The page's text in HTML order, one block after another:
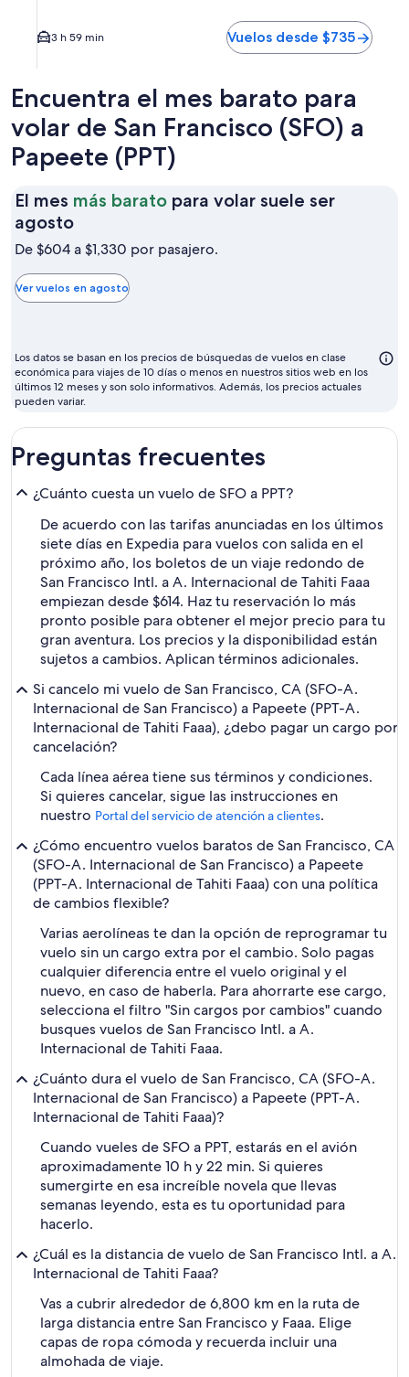
3 h 59 min Vuelos desde $735
Encuentra el mes barato para
volar de San Francisco (SFO) a
Papeete (PPT)
El mes más barato para volar suele ser
agostoEl
mes
barato
para
suele
ser
agosto
De $604 a $1,330 por pasajero.
Ver vuelos en agosto
Los datos se basan en los precios de búsquedas de vuelos en clase
económica para viajes de 10 días o menos en nuestros sitios web en los
últimos 12 meses y son solo informativos. Además, los precios actuales
pueden variar.
Preguntas frecuentes
¿Cuánto cuesta un vuelo de SFO a PPT?
De acuerdo con las tarifas anunciadas en los últimos
siete días en Expedia para vuelos con salida en el
próximo año, los boletos de un viaje redondo de
San Francisco Intl. a A. Internacional de Tahiti Faaa
empiezan desde $614. Haz tu reservación lo más
pronto posible para obtener el mejor precio para tu
gran aventura. Los precios y la disponibilidad están
sujetos a cambios. Aplican términos adicionales.
Si cancelo mi vuelo de San Francisco, CA (SFO-A.
Internacional de San Francisco) a Papeete (PPT-A.
Internacional de Tahiti Faaa), ¿debo pagar un cargo por
cancelación?
Cada línea aérea tiene sus términos y condiciones.
Si quieres cancelar, sigue las instrucciones en
nuestro Portal del servicio de atención a clientes.
¿Cómo encuentro vuelos baratos de San Francisco, CA
(SFO-A. Internacional de San Francisco) a Papeete
(PPT-A. Internacional de Tahiti Faaa) con una política
de cambios flexible?
Varias aerolíneas te dan la opción de reprogramar tu
vuelo sin un cargo extra por el cambio. Solo pagas
cualquier diferencia entre el vuelo original y el
nuevo, en caso de haberla. Para ahorrarte ese cargo,
selecciona el filtro "Sin cargos por cambios" cuando
busques vuelos de San Francisco Intl. a A.
Internacional de Tahiti Faaa.
¿Cuánto dura el vuelo de San Francisco, CA (SFO-A.
Internacional de San Francisco) a Papeete (PPT-A.
Internacional de Tahiti Faaa)?
Cuando vueles de SFO a PPT, estarás en el avión
aproximadamente 10 h y 22 min. Si quieres
sumergirte en esa increíble novela que llevas
semanas leyendo, esta es tu oportunidad para
hacerlo.
¿Cuál es la distancia de vuelo de San Francisco Intl. a A.
Internacional de Tahiti Faaa?
Vas a cubrir alrededor de 6,800 km en la ruta de
larga distancia entre San Francisco y Faaa. Elige
capas de ropa cómoda y recuerda incluir una
almohada de viaje.